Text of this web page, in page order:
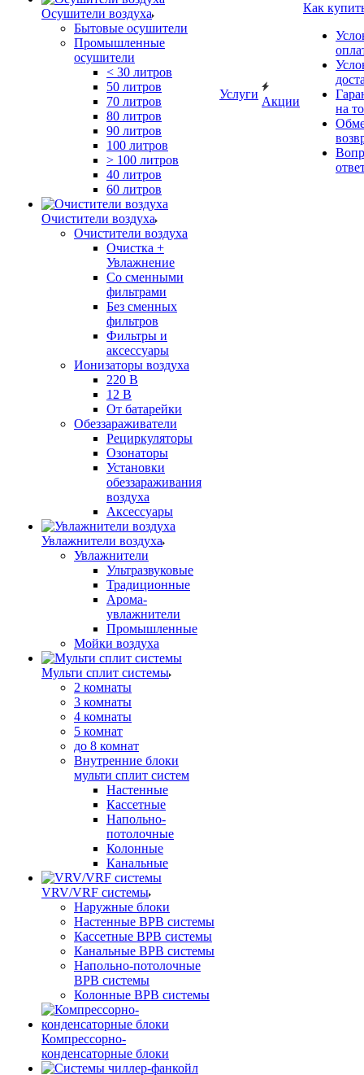
Осушители воздуха
Бытовые осушители
Промышленные
осушители
< 30 литров
50 литров
70 литров
80 литров
90 литров
100 литров
> 100 литров
40 литров
60 литров
Очистители воздуха
Очистители воздуха
Очистка +
Увлажнение
Cо сменными
фильтрами
Без сменных
фильтров
Фильтры и
аксессуары
Ионизаторы воздуха
220 В
12 В
От батарейки
Обеззараживатели
Рециркуляторы
Озонаторы
Установки
обеззараживания
воздуха
Аксессуары
Увлажнители воздуха
Увлажнители
Ультразвуковые
Традиционные
Арома-
увлажнители
Промышленные
Мойки воздуха
Мульти сплит системы
2 комнаты
3 комнаты
4 комнаты
5 комнат
до 8 комнат
Внутренние блоки
мульти сплит систем
Настенные
Кассетные
Напольно-
потолочные
Колонные
Канальные
VRV/VRF системы
Наружные блоки
Настенные ВРВ системы
Кассетные ВРВ системы
Канальные ВРВ системы
Напольно-потолочные
ВРВ системы
Колонные ВРВ системы
Компрессорно-
конденсаторные блоки
Услуги
Акции
Как
на